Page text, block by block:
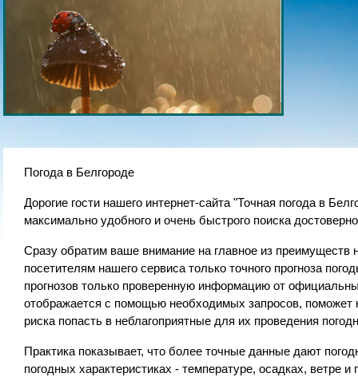
Погода в Белгороде
Дорогие гости нашего интернет-сайта "Точная погода в
максимально удобного и очень быстрого поиска
Сразу обратим ваше внимание на главное из преимуществ
посетителям нашего сервиса только точного прогноза
прогнозов только проверенную информацию от
отображается с помощью необходимых запросов, поможет
риска попасть в неблагоприятные для их проведения
Практика показывает, что более точные данные дают
погодных характеристиках - температуре, осадках, ветре